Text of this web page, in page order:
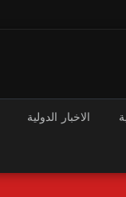
الاخبار الدولية